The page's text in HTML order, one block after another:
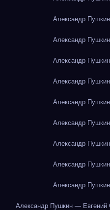
Александр
Александр
Александр
Александр
Александр
Александр
Александр
Александр
Александр
Александр Пушкин — Евгений